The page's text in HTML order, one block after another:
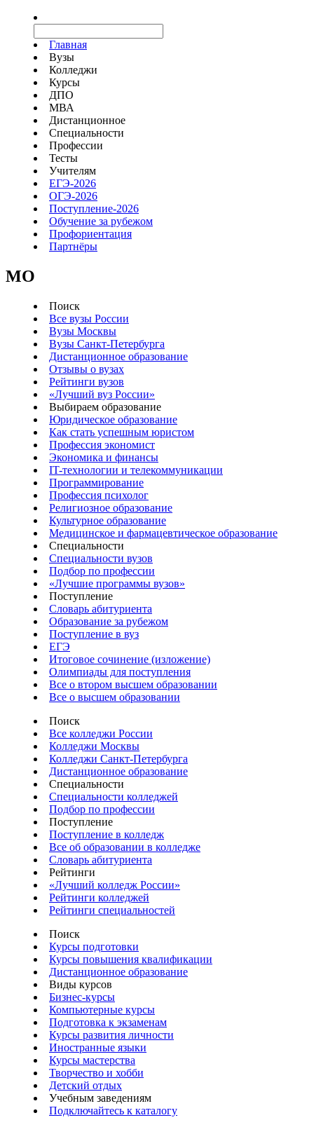
Главная
Вузы
Колледжи
Курсы
ДПО
МВА
Дистанционное
Специальности
Профессии
Тесты
Учителям
ЕГЭ-2026
ОГЭ-2026
Поступление-2026
Обучение за рубежом
Профориентация
Партнёры
MO
Поиск
Все вузы России
Вузы Москвы
Вузы Санкт-Петербурга
Дистанционное образование
Отзывы о вузах
Рейтинги вузов
«Лучший вуз России»
Выбираем образование
Юридическое образование
Как стать успешным юристом
Профессия экономист
Экономика и финансы
IT-технологии и телекоммуникации
Программирование
Профессия психолог
Религиозное образование
Культурное образование
Медицинское и фармацевтическое образование
Специальности
Специальности вузов
Подбор по профессии
«Лучшие программы вузов»
Поступление
Словарь абитуриента
Образование за рубежом
Поступление в вуз
ЕГЭ
Итоговое сочинение (изложение)
Олимпиады для поступления
Все о втором высшем образовании
Все о высшем образовании
Поиск
Все колледжи России
Колледжи Москвы
Колледжи Санкт-Петербурга
Дистанционное образование
Специальности
Специальности колледжей
Подбор по профессии
Поступление
Поступление в колледж
Все об образовании в колледже
Словарь абитуриента
Рейтинги
«Лучший колледж России»
Рейтинги колледжей
Рейтинги специальностей
Поиск
Курсы подготовки
Курсы повышения квалификации
Дистанционное образование
Виды курсов
Бизнес-курсы
Компьютерные курсы
Подготовка к экзаменам
Курсы развития личности
Иностранные языки
Курсы мастерства
Творчество и хобби
Детский отдых
Учебным заведениям
Подключайтесь к каталогу